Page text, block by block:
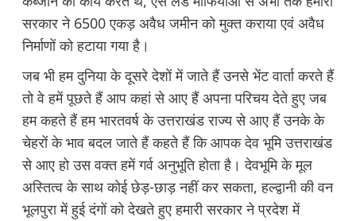
सरकार ने 6500 एकड़ अवैध जमीन को मुक्त कराया एवं अवैध
निर्माणों को हटाया गया है।
जब भी हम दुनिया के दूसरे देशों में जाते हैं उनसे भेंट वार्ता करते हैं
तो वे हमें पूछते हैं आप कहां से आए हैं अपना परिचय देते हुए जब
हम कहते हैं हम भारतवर्ष के उत्तराखंड राज्य से आए हैं उनके के
चेहरों के भाव बदल जाते हैं कहते हैं कि आपक देव भूमि उत्तराखंड
से आए हो उस वक्त हमें गर्व अनुभूति होता है। देवभूमि के मूल
अस्तित्व के साथ कोई छेड़-छाड़ नहीं कर सकता, हल्द्वानी की वन
भूलपुरा में हुई दंगों को देखते हुए हमारी सरकार ने प्रदेश में